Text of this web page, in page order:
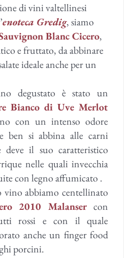
di vini valtellinesi
enoteca Gredig, siamo
Blanc Cicero,
e fruttato, da abbinare
ideale anche per un
degustato è stato un
Bianco di Uve Merlot
con un intenso odore
ben si abbina alle carni
deve il suo caratteristico
nelle quali invecchia
con legno affumicato .
abbiamo centellinato
2010 Malanser con
rossi e con il quale
anche un finger food
porcini.